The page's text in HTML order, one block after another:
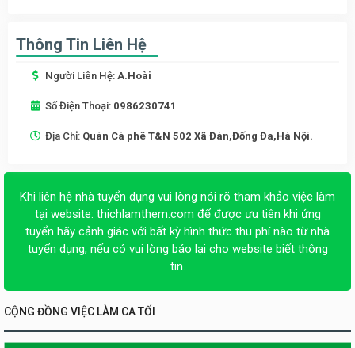
Thông Tin Liên Hệ
Người Liên Hệ: A.Hoài
Số Điện Thoại: 0986230741
Địa Chỉ: Quán Cà phê T&N 502 Xã Đàn,Đống Đa,Hà Nội.
Khi liên hệ nhà tuyển dụng vui lòng nói rõ tham khảo việc làm
tại website: thichlamthem.com để được ưu tiên khi ứng
tuyển hãy cảnh giác với bất kỳ hình thức thu phí nào từ nhà
tuyển dụng, nếu có vui lòng báo lại cho website biết thông
tin.
CỘNG ĐỒNG VIỆC LÀM CA TỐI